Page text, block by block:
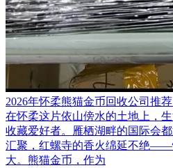
2026年怀柔熊猫金币回收公司推
在怀柔这片依山傍水的土地上，
收藏爱好者。雁栖湖畔的国际会
汇聚，红螺寺的香火绵延不绝——
大。熊猫金币，作为